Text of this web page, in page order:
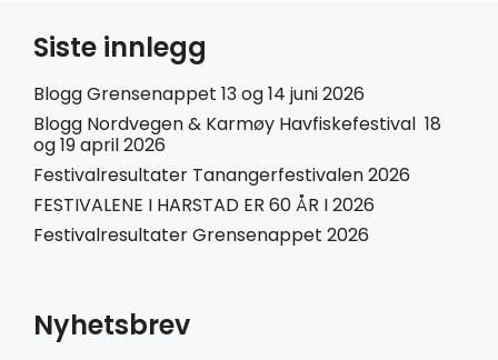
Siste innlegg
Blogg Grensenappet 13 og 14 juni 2026
Blogg Nordvegen & Karmøy Havfiskefestival 18
og 19 april 2026
Festivalresultater Tanangerfestivalen 2026
FESTIVALENE I HARSTAD ER 60 ÅR I 2026
Festivalresultater Grensenappet 2026
Nyhetsbrev